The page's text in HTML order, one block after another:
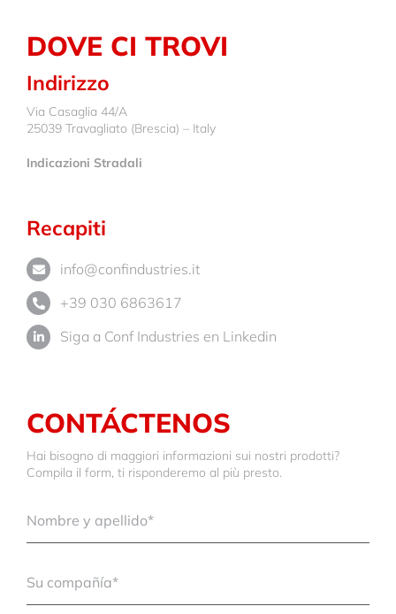
DOVE CI TROVI
Indirizzo
Via Casaglia 44/A
25039 Travagliato (Brescia) – Italy
Indicazioni Stradali
Recapiti
info@confindustries.it
+39 030 6863617
Siga a Conf Industries en Linkedin
CONTÁCTENOS
Hai bisogno di maggiori informazioni sui nostri prodotti?
Compila il form, ti risponderemo al più presto.